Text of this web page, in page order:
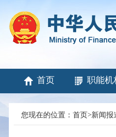
首页 职能机
您现在的位置： 首页>新闻报